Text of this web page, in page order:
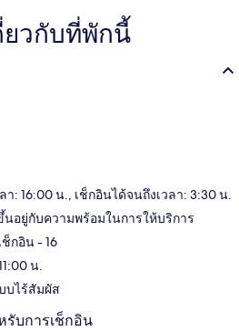
ยวกับที่พักนี้
า: 16:00 น., เช็กอินได้จนถึงเวลา: 3:30 น.
อยู่กับความพร้อมในการให้บริการ
กอิน - 16
น.
บไร้สัมผัส
รับการเช็กอิน